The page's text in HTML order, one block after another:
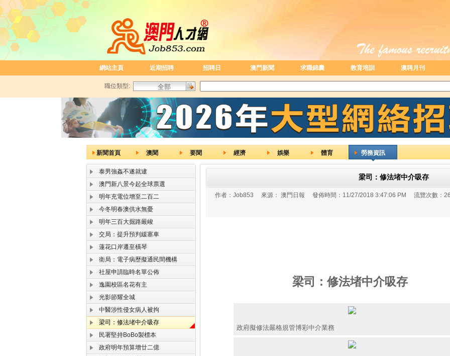
網站主頁 近期招聘 招聘日 澳門新聞 求職錦囊 教育培訓 澳聘月刊
職位類型:
新聞首頁 澳聞 要聞 經濟 娛樂 體育 勞務資訊
泰男強姦不遂就逮
澳門新八景今起全球票選
明年充電位增至二百二
今冬明春澳供水無憂
明年三百大掘路嚴峻
交局：提升預判緩塞車
蓮花口岸遷至橫琴
衛局：電子病歷擬通民間機構
社屋申請臨時名單公佈
逸園校區名花有主
光影節耀全城
中醫涉性侵女病人被拘
梁司：修法堵中介吸存
民署堅持BoBo製標本
政府明年預算增廿二億
梁司：修法堵中介吸存
作者： Job853 來源： 澳門日報 發佈時間： 11/27/2018 3:47:06 PM 流覽次數：
梁司：修法堵中介吸存
政府擬修法嚴格規管博彩中介業務